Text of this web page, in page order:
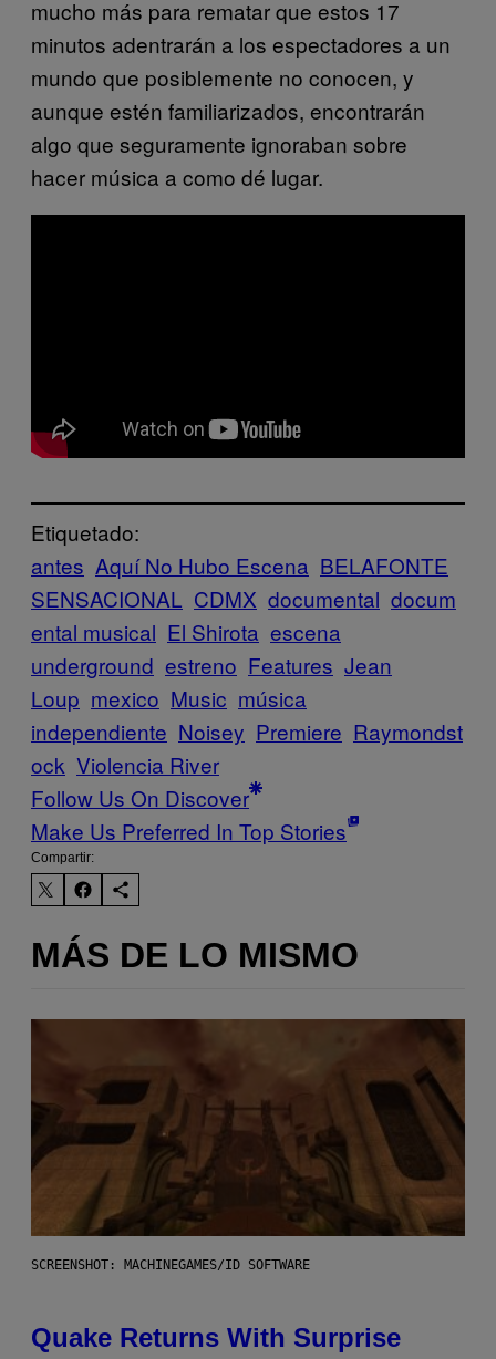
mucho más para rematar que estos 17
minutos adentrarán a los espectadores a un
mundo que posiblemente no conocen, y
aunque estén familiarizados, encontrarán
algo que seguramente ignoraban sobre
hacer música a como dé lugar.
Etiquetado:
antes Aquí No Hubo Escena BELAFONTE
SENSACIONAL CDMX documental docum
ental musical El Shirota escena
underground estreno Features Jean
Loup mexico Music música
independiente Noisey Premiere Raymondst
ock Violencia River
Follow Us On Discover
Make Us Preferred In Top Stories
Compartir:
MÁS DE LO MISMO
SCREENSHOT: MACHINEGAMES/ID SOFTWARE
Quake Returns With Surprise